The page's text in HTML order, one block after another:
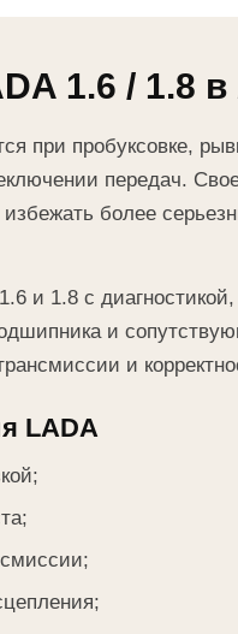
WhatsApp.
1.6 / 1.8
при пробуксовке,
передач.
более
и 1.8 с
и
и
LADA